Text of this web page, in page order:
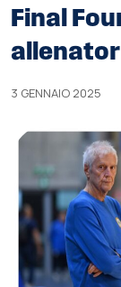
Final
3 GENNAIO 2025